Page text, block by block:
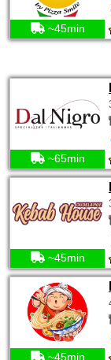
~45min
~65min
~45min
~45min